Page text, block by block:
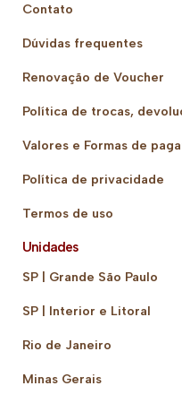
Contato
Dúvidas frequentes
Renovação de Voucher
Política de trocas,
Valores e Formas de
Política de privacidade
Termos de uso
Unidades
SP | Grande São Paulo
SP | Interior e Litoral
Rio de Janeiro
Minas Gerais